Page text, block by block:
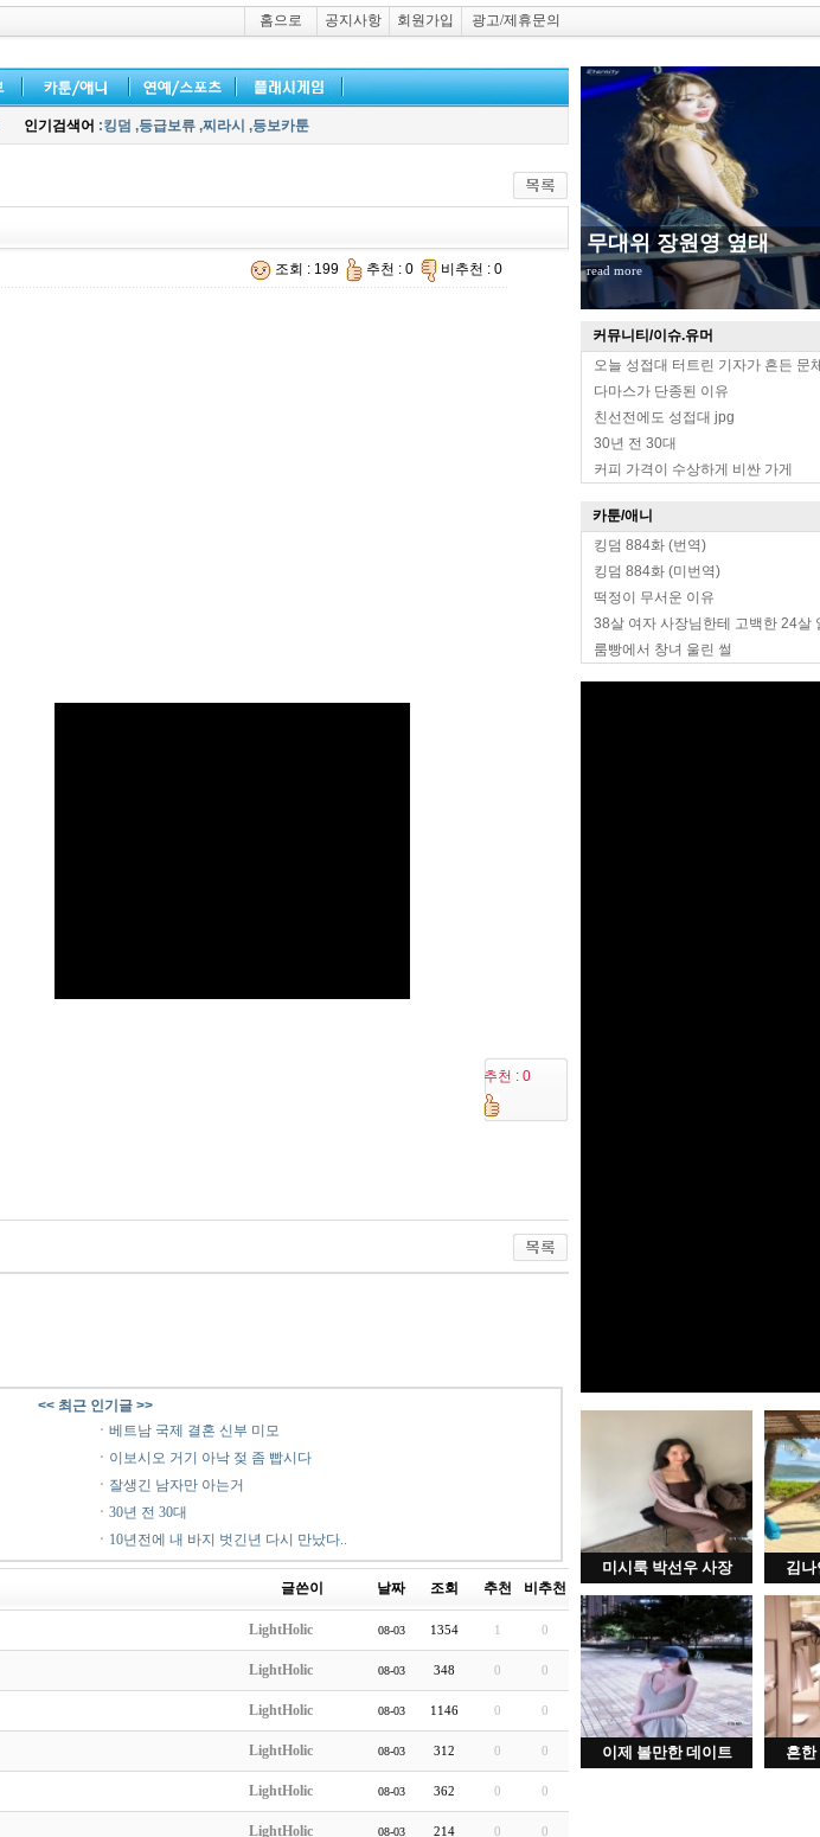
홈으로 공지사항 회원가입 광고/제휴문의
무대위 장원영 옆태
read more
커뮤니티/이슈.유머
오늘 성접대 터트린 기자가 흔든 문
다마스가 단종된 이유
친선전에도 성접대 jpg
30년 전 30대
커피 가격이 수상하게 비싼 가게
카툰/애니
킹덤 884화 (번역)
킹덤 884화 (미번역)
떡정이 무서운 이유
38살 여자 사장님한테 고백한 24살
룸빵에서 창녀 울린 썰
미시룩 박선우 사장 김나
이제 볼만한 데이트 흔한
인기검색어 :킹덤 ,등급보류 ,찌라시 ,등보카툰
조회 : 199 추천 : 0 비추천 : 0
추천 : 0
<< 최근 인기글 >>
ㆍ 베트남 국제 결혼 신부 미모
ㆍ 이보시오 거기 아낙 젖 좀 빱시다
ㆍ 잘생긴 남자만 아는거
ㆍ 30년 전 30대
ㆍ 10년전에 내 바지 벗긴년 다시 만났다..
글쓴이 날짜 조회 추천 비추천
LightHolic 08-03 1354 1 0
LightHolic 08-03 348 0 0
LightHolic 08-03 1146 0 0
LightHolic 08-03 312 0 0
LightHolic 08-03 362 0 0
LightHolic 08-03 214 0 0